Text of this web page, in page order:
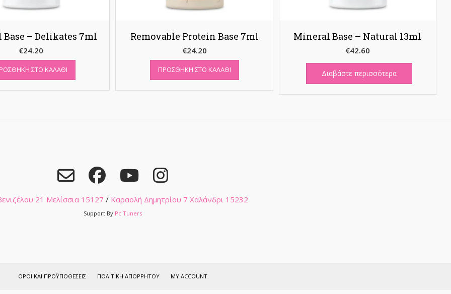
– Delikates 7ml
€24.20
ΣΤΟ ΚΑΛΆΘΙ
Removable Protein Base 7ml
€24.20
ΠΡΟΣΘΉΚΗ ΣΤΟ ΚΑΛΆΘΙ
Mineral Base – Natural 13ml
€42.60
Διαβάστε περισσότερα
21 Μελίσσια 15127 / Καραολή Δημητρίου 7 Χαλάνδρι 15232
Support By Pc Tuners
ΌΡΟΙ ΚΑΙ ΠΡΟΫΠΟΘΈΣΕΙΣ ΠΟΛΙΤΙΚΉ ΑΠΟΡΡΉΤΟΥ MY ACCOUNT